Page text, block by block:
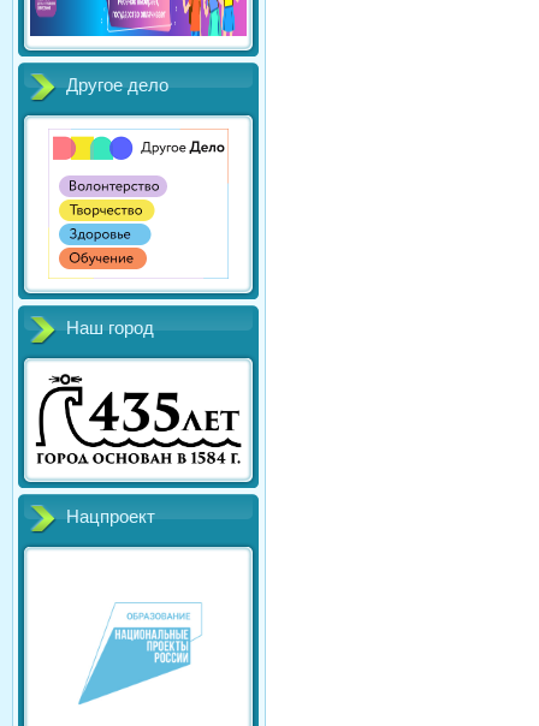
Другое дело
Наш город
Нацпроект